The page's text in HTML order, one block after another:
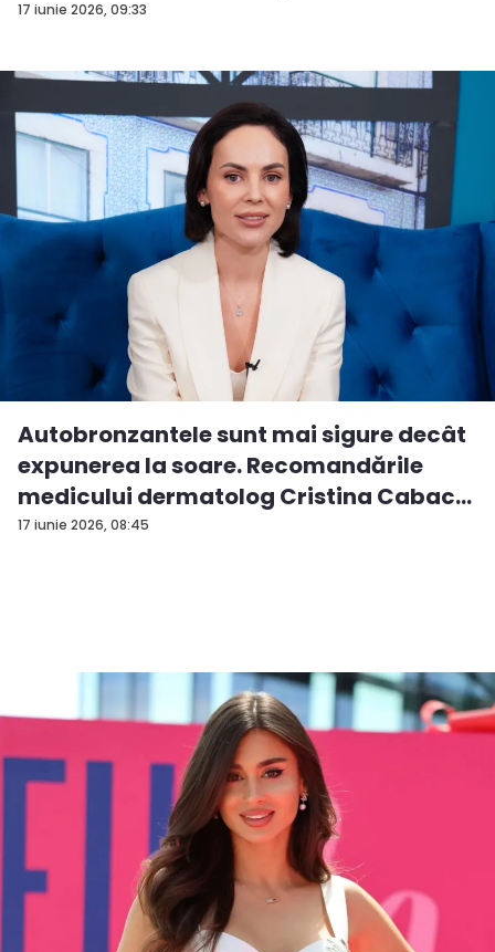
17 iunie 2026, 09:33
17 iunie 2026, 08:45
Autobronzantele sunt mai sigure decât
expunerea la soare. Recomandările
medicului dermatolog Cristina Cabac
-...